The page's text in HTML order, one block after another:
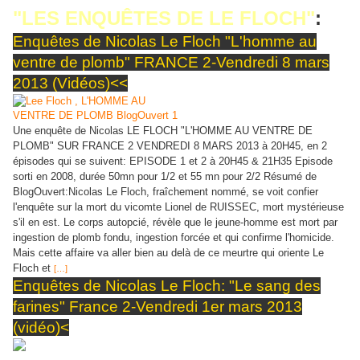
"LES ENQUÊTES DE LE FLOCH":
Enquêtes de Nicolas Le Floch "L'homme au
ventre de plomb" FRANCE 2-Vendredi 8 mars
2013 (Vidéos)<<
Une enquête de Nicolas LE FLOCH "L'HOMME AU VENTRE DE
PLOMB" SUR FRANCE 2 VENDREDI 8 MARS 2013 à 20H45, en 2
épisodes qui se suivent: EPISODE 1 et 2 à 20H45 & 21H35 Episode
sorti en 2008, durée 50mn pour 1/2 et 55 mn pour 2/2 Résumé de
BlogOuvert:Nicolas Le Floch, fraîchement nommé, se voit confier
l'enquête sur la mort du vicomte Lionel de RUISSEC, mort mystérieuse
s'il en est. Le corps autopcié, révèle que le jeune-homme est mort par
ingestion de plomb fondu, ingestion forcée et qui confirme l'homicide.
Mais cette affaire va aller bien au delà de ce meurtre qui oriente Le
Floch et […]
Enquêtes de Nicolas Le Floch: "Le sang des
farines" France 2-Vendredi 1er mars 2013
(vidéo)<